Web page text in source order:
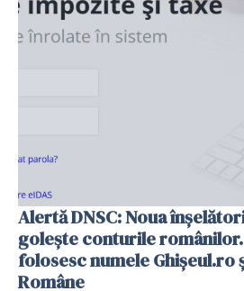
Alertă DNSC: Noua
golește conturile
folosesc numele Ghișeul.ro
Române